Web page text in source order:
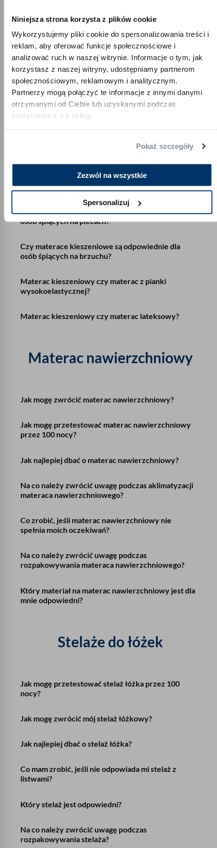
Niniejsza strona korzysta z plików cookie
Wykorzystujemy pliki cookie do spersonalizowania treści i
reklam, aby oferować funkcje społecznościowe i
analizować ruch w naszej witrynie. Informacje o tym, jak
korzystasz z naszej witryny, udostępniamy partnerom
społecznościowym, reklamowym i analitycznym.
Partnerzy mogą połączyć te informacje z innymi danymi
otrzymanymi od Ciebie lub uzyskanymi podczas
korzystania z ich usług.
Pokaż szczegóły
Zezwól na wszystkie
Spersonalizuj
Co mam zrobić, jeśli materac mi nie odpowiada?
Na co należy zwrócić uwagę podczas
rozpakowywania materaca?
Jakie są zalety i wady materacy kieszeniowych?
Czym jest materac kieszeniowy?
Jak znaleźć najlepszy materac kieszeniowy?
Czy materace kieszeniowe są odpowiednie dla
osób śpiących na boku?
Czy materace kieszeniowe są odpowiednie dla
osób śpiących na plecach?
Czy materace kieszeniowe są odpowiednie dla
osób śpiących na brzuchu?
Materac kieszeniowy czy materac z pianki
wysokoelastycznej?
Materac kieszeniowy czy materac lateksowy?
Materac nawierzchniowy
Jak mogę zwrócić materac nawierzchniowy?
Jak mogę przetestować materac nawierzchniowy
przez 100 nocy?
Jak najlepiej dbać o materac nawierzchniowy?
Na co należy zwrócić uwagę podczas aklimatyzacji
materaca nawierzchniowego?
Co zrobić, jeśli materac nawierzchniowy nie
spełnia moich oczekiwań?
Na co należy zwrócić uwagę podczas
rozpakowywania materaca nawierzchniowego?
Który materiał na materac nawierzchniowy jest dla
mnie odpowiedni?
Stelaże do łóżek
Jak mogę przetestować stelaż łóżka przez 100
nocy?
Jak mogę zwrócić mój stelaż łóżkowy?
Jak najlepiej dbać o stelaż łóżka?
Co mam zrobić, jeśli nie odpowiada mi stelaż z
listwami?
Który stelaż jest odpowiedni?
Na co należy zwrócić uwagę podczas
rozpakowywania stelaża?